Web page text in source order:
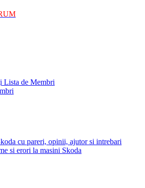
Lista de Membri
cu pareri, opinii, ajutor si intrebari
si erori la masini Skoda